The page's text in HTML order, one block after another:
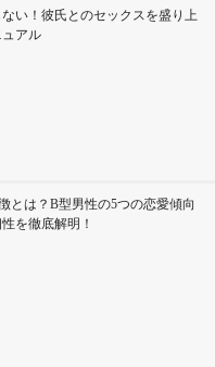
い！彼氏とのセックスを盛り上
アル
とは？B型男性の5つの恋愛傾向
を徹底解明！